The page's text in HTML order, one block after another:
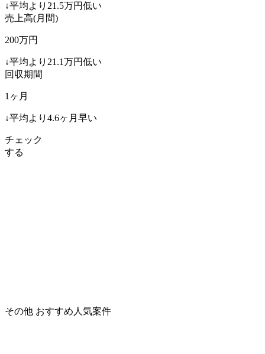
↓平均より 21.5万円低い
売上高(月間)
200万円
↓平均より 21.1万円低い
回収期間
1 ヶ月
↓平均より 4.6ヶ月早い
チェック
する
その他 おすすめ人気案件